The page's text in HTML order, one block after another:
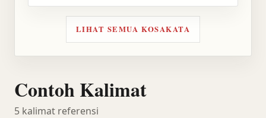
LIHAT SEMUA KOSAKATA
Contoh Kalimat
5 kalimat referensi